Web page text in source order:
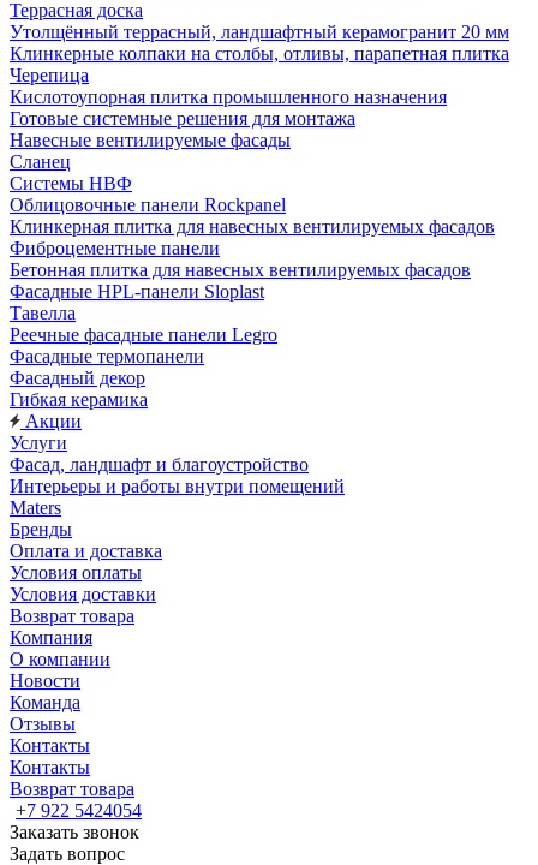
Террасная доска
Утолщённый террасный, ландшафтный керамогранит 20 мм
Клинкерные колпаки на столбы, отливы, парапетная плитка
Черепица
Кислотоупорная плитка промышленного назначения
Готовые системные решения для монтажа
Навесные вентилируемые фасады
Сланец
Системы НВФ
Облицовочные панели Rockpanel
Клинкерная плитка для навесных вентилируемых фасадов
Фиброцементные панели
Бетонная плитка для навесных вентилируемых фасадов
Фасадные HPL-панели Sloplast
Тавелла
Реечные фасадные панели Legro
Фасадные термопанели
Фасадный декор
Гибкая керамика
Акции
Услуги
Фасад, ландшафт и благоустройство
Интерьеры и работы внутри помещений
Maters
Бренды
Оплата и доставка
Условия оплаты
Условия доставки
Возврат товара
Компания
О компании
Новости
Команда
Отзывы
Контакты
Контакты
Возврат товара
+7 922 5424054
Заказать звонок
Задать вопрос